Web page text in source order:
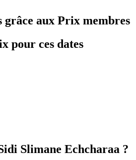
grâce aux Prix membres
pour ces dates
Slimane Echcharaa ?